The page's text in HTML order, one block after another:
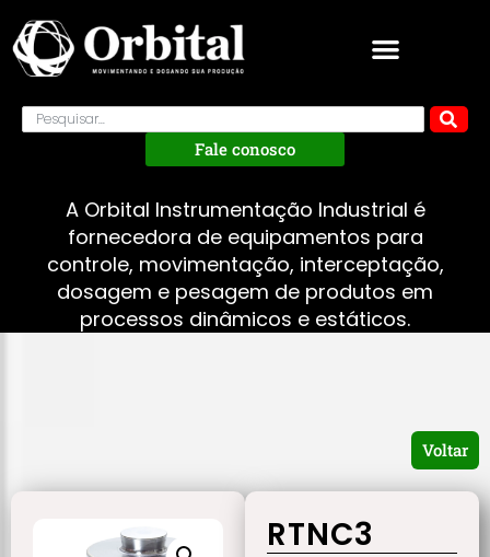
Fale conosco
A Orbital Instrumentação Industrial é
fornecedora de equipamentos para
controle, movimentação, interceptação,
dosagem e pesagem de produtos em
processos dinâmicos e estáticos.
Voltar
RTNC3